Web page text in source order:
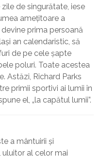
de singurătate, iese
amețitoare a
prima persoană
an calendaristic, să
de pe cele șapte
poluri. Toate acestea
Astăzi, Richard Parks
primii sportivi ai lumii în
el, „la capătul lumii”.
a mântuirii și
al celor mai